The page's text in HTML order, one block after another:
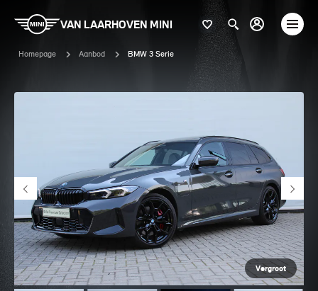
VAN LAARHOVEN MINI
Homepage Aanbod BMW 3 Serie
Vergroot